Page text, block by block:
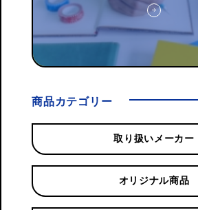
商品カテゴリー
取り扱いメーカー
オリジナル商品